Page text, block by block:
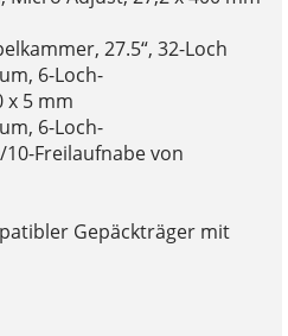
27.5“, 32-Loch
6-Loch-
x 5 mm
6-Loch-
Freilaufnabe von
Gepäckträger mit